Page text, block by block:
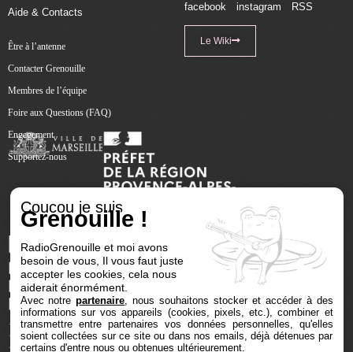
Aide & Contacts
Être à l’antenne
Contacter Grenouille
Membres de l’équipe
Foire aux Questions (FAQ)
Engagement
Supportez-nous
facebook instagram RSS
Le Wiki
Coucou je suis
Grenouille !
RadioGrenouille et moi avons
besoin de vous, Il vous faut juste
accepter les cookies, cela nous
aiderait énormément.
Avec notrepartenaire , nous souhaitons stocker et accéder à des
informations sur vos appareils (cookies, pixels, etc.), combiner et
transmettre entre partenaires vos données personnelles, qu'elles
soient collectées sur ce site ou dans nos emails, déjà détenues par
certains d'entre nous ou obtenues ultérieurement.